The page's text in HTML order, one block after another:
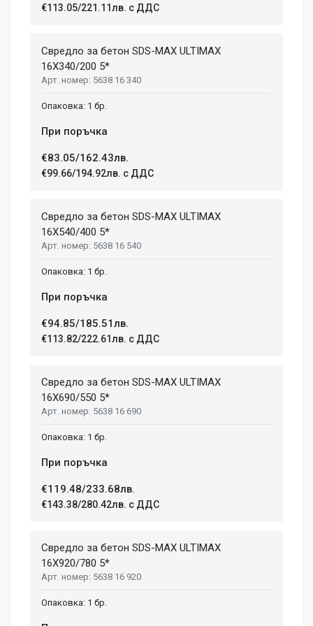
207 mm
2 January, 2018
hendrerit eros laoreet suscipit ultrices.
Write A Review
Your Name
Email Address
Post Your Review
€113.05/221.11лв. с ДДС
Свредло за бетон SDS-MAX ULTIMAX
16X340/200 5*
5638 16 340
1 бр.
При поръчка
€83.05/162.43лв.
€99.66/194.92лв. с ДДС
Свредло за бетон SDS-MAX ULTIMAX
16X540/400 5*
5638 16 540
1 бр.
При поръчка
€94.85/185.51лв.
€113.82/222.61лв. с ДДС
Свредло за бетон SDS-MAX ULTIMAX
16X690/550 5*
5638 16 690
1 бр.
При поръчка
€119.48/233.68лв.
€143.38/280.42лв. с ДДС
Свредло за бетон SDS-MAX ULTIMAX
16X920/780 5*
5638 16 920
1 бр.